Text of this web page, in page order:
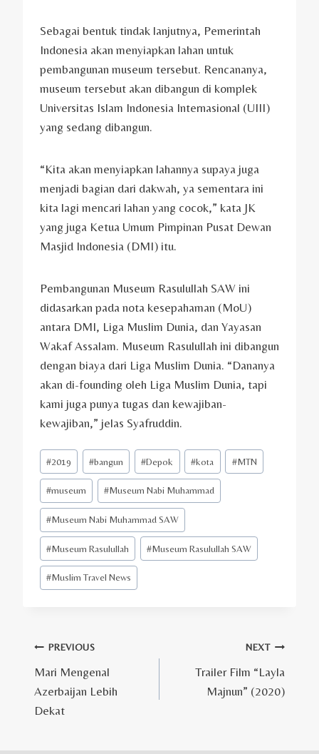
Sebagai bentuk tindak lanjutnya, Pemerintah
Indonesia akan menyiapkan lahan untuk
pembangunan museum tersebut. Rencananya,
museum tersebut akan dibangun di komplek
Universitas Islam Indonesia Internasional (UIII)
yang sedang dibangun.
“Kita akan menyiapkan lahannya supaya juga
menjadi bagian dari dakwah, ya sementara ini
kita lagi mencari lahan yang cocok,” kata JK
yang juga Ketua Umum Pimpinan Pusat Dewan
Masjid Indonesia (DMI) itu.
Pembangunan Museum Rasulullah SAW ini
didasarkan pada nota kesepahaman (MoU)
antara DMI, Liga Muslim Dunia, dan Yayasan
Wakaf Assalam. Museum Rasulullah ini dibangun
dengan biaya dari Liga Muslim Dunia. “Dananya
akan di-founding oleh Liga Muslim Dunia, tapi
kami juga punya tugas dan kewajiban-
kewajiban,” jelas Syafruddin.
Post
Tags:
#2019 #bangun #Depok #kota #MTN
#museum #Museum Nabi Muhammad
#Museum Nabi Muhammad SAW
#Museum Rasulullah #Museum Rasulullah SAW
#Muslim Travel News
Post
navigation
PREVIOUS
Mari Mengenal
Azerbaijan Lebih
Dekat
NEXT
Trailer Film “Layla
Majnun” (2020)